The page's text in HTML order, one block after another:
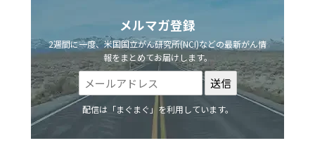
メルマガ登録
2週間に一度、米国国立がん研究所(NCI)などの最新がん情
報をまとめてお届けします。
配信は「まぐまぐ」を利用しています。